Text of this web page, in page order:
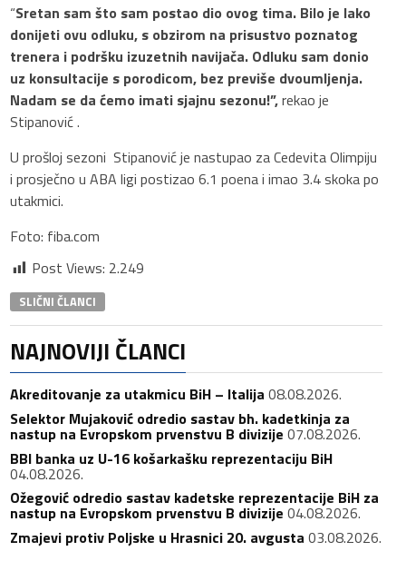
“Sretan sam što sam postao dio ovog tima. Bilo je lako
donijeti ovu odluku, s obzirom na prisustvo poznatog
trenera i podršku izuzetnih navijača. Odluku sam donio
uz konsultacije s porodicom, bez previše dvoumljenja.
Nadam se da ćemo imati sjajnu sezonu!”,rekao je
Stipanović .
U prošloj sezoni Stipanović je nastupao za Cedevita Olimpiju
i prosječno u ABA ligi postizao 6.1 poena i imao 3.4 skoka po
utakmici.
Foto: fiba.com
Post Views: 2.249
SLIČNI ČLANCI
NAJNOVIJI ČLANCI
Akreditovanje za utakmicu BiH – Italija 08.08.2026.
Selektor Mujaković odredio sastav bh. kadetkinja za
nastup na Evropskom prvenstvu B divizije 07.08.2026.
BBI banka uz U-16 košarkašku reprezentaciju BiH
04.08.2026.
Ožegović odredio sastav kadetske reprezentacije BiH za
nastup na Evropskom prvenstvu B divizije 04.08.2026.
Zmajevi protiv Poljske u Hrasnici 20. avgusta 03.08.2026.